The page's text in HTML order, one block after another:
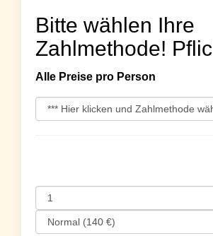
Bitte wählen Ihre
Zahlmethode!
Alle Preise pro Person